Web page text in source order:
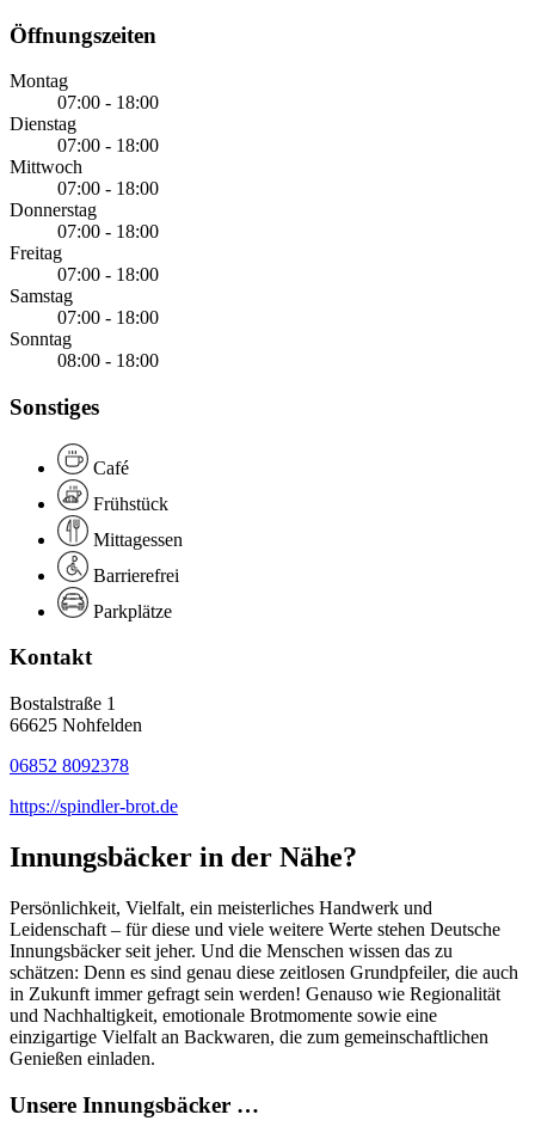
Öffnungszeiten
Montag
07:00 - 18:00
Dienstag
07:00 - 18:00
Mittwoch
07:00 - 18:00
Donnerstag
07:00 - 18:00
Freitag
07:00 - 18:00
Samstag
07:00 - 18:00
Sonntag
08:00 - 18:00
Sonstiges
Café
Frühstück
Mittagessen
Barrierefrei
Parkplätze
Kontakt
Bostalstraße 1
66625 Nohfelden
06852 8092378
https://spindler-brot.de
Innungsbäcker in der Nähe?
Persönlichkeit, Vielfalt, ein meisterliches Handwerk und
Leidenschaft – für diese und viele weitere Werte stehen Deutsche
Innungsbäcker seit jeher. Und die Menschen wissen das zu
schätzen: Denn es sind genau diese zeitlosen Grundpfeiler, die auch
in Zukunft immer gefragt sein werden! Genauso wie Regionalität
und Nachhaltigkeit, emotionale Brotmomente sowie eine
einzigartige Vielfalt an Backwaren, die zum gemeinschaftlichen
Genießen einladen.
Unsere Innungsbäcker …